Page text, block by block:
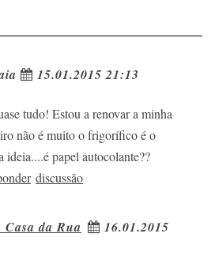
15.01.2015 21:13
tudo! Estou a renovar a minha
não é muito o frigorífico é o
ideia....é papel autocolante??
discussão
da Rua
16.01.2015